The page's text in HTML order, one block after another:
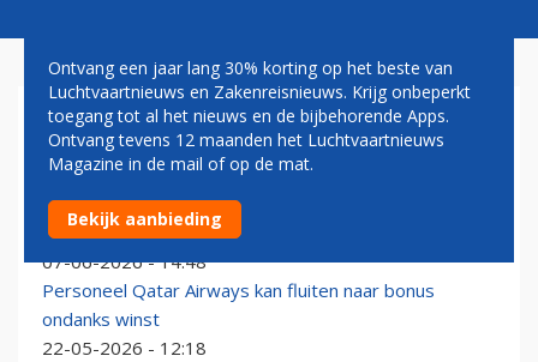
WINST
Oorlog Midden-Oosten zorgt voor halvering winst
wereldwijde luchtvaart
07-06-2026 - 14:48
Personeel Qatar Airways kan fluiten naar bonus
ondanks winst
22-05-2026 - 12:18
Ontvang een jaar lang 30% korting op het beste van
Luchtvaartnieuws en Zakenreisnieuws. Krijg onbeperkt
toegang tot al het nieuws en de bijbehorende Apps.
Ontvang tevens 12 maanden het Luchtvaartnieuws
Magazine in de mail of op de mat.
Bekijk aanbieding